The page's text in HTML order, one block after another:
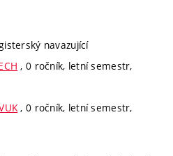
navazující
, 0 ročník, letní semestr,
, 0 ročník, letní semestr,